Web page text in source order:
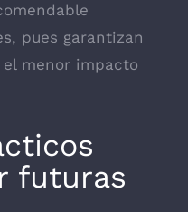
pues garantizan
menor impacto
futuras